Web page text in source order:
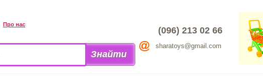
Про нас
(096) 213 02 66
sharatoys@gmail.com